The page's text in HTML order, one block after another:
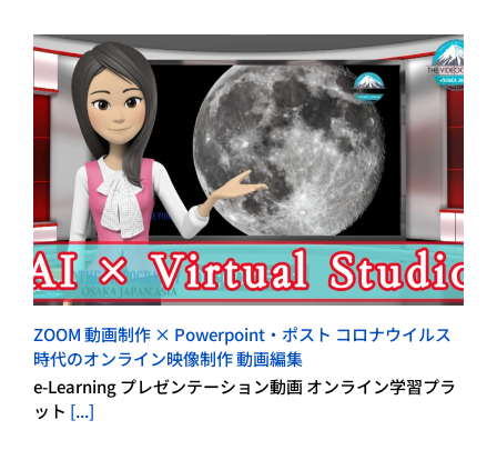
ZOOM 動画制作 × Powerpoint・ポスト コロナウイルス
時代のオンライン映像制作 動画編集
e-Learning プレゼンテーション動画 オンライン学習プラ
ット [...]